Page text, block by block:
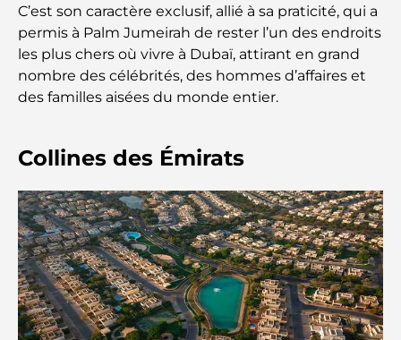
Les meilleures écoles près de Damac Hills 2 : un
guide pour les familles
Les meilleurs restaurants indiens de Dubaï : un
Découvrez la promenade de Palm Jumeirah : une
balade placée sous le signe du luxe et des
panoramas.
Meilleurs quartiers où vivre en famille à Dubaï :
découvrez les meilleures options
Hôtels 5 étoiles à Dubaï : un luxe inégalé pour
chaque voyageur
C’est son caractère exclusif, allié à sa praticité, qui a
permis à Palm Jumeirah de rester l’un des endroits
les plus chers où vivre à Dubaï, attirant en grand
nombre des célébrités, des hommes d’affaires et
des familles aisées du monde entier.
Collines des Émirats